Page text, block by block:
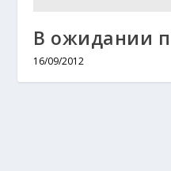
В ожидании
16/09/2012